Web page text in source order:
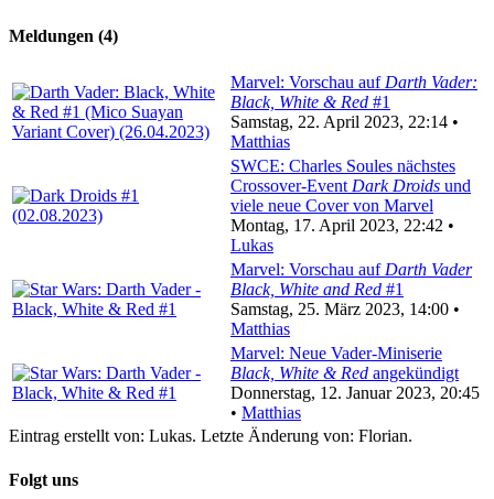
Meldungen (4)
Marvel: Vorschau auf Darth Vader:
Black, White & Red #1
Samstag, 22. April 2023, 22:14 •
Matthias
SWCE: Charles Soules nächstes
Crossover-Event Dark Droids und
viele neue Cover von Marvel
Montag, 17. April 2023, 22:42 •
Lukas
Marvel: Vorschau auf Darth Vader
Black, White and Red #1
Samstag, 25. März 2023, 14:00 •
Matthias
Marvel: Neue Vader-Miniserie
Black, White & Red angekündigt
Donnerstag, 12. Januar 2023, 20:45
• Matthias
Eintrag erstellt von: Lukas. Letzte Änderung von: Florian.
Folgt uns